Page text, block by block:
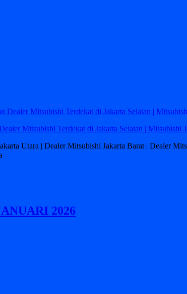
Mitsubishi Terdekat di Jakarta Selatan |
Utara | Dealer Mitsubishi Jakarta Barat | Dealer
2026